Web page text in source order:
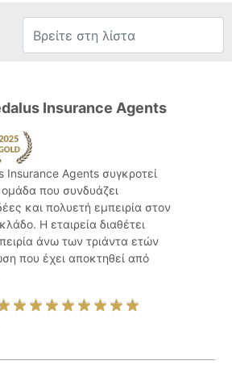
Insurance Agents
Insurance Agents συγκροτεί
που συνδυάζει
και πολυετή εμπειρία στον
Η εταιρεία διαθέτει
άνω των τριάντα ετών
που έχει αποκτηθεί από